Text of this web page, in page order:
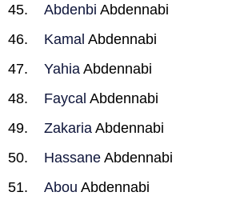
Abdenbi Abdennabi
Kamal Abdennabi
Yahia Abdennabi
Faycal Abdennabi
Zakaria Abdennabi
Hassane Abdennabi
Abou Abdennabi